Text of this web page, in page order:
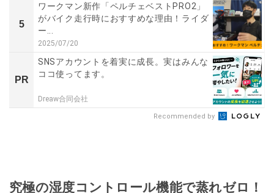
5
ワークマン新作「ペルチェベストPRO2」
がバイク走行時におすすめな理由！ライダ
ー...
2025/07/20
PR
SNSアカウントを着実に成長。実はみんな
ココ使ってます。
Dreaw合同会社
Recommended by
究極の湿度コントロール機能で蒸れゼロ！